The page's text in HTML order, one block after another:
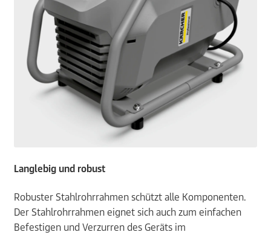
Langlebig und robust
Robuster Stahlrohrrahmen schützt alle Komponenten.
Der Stahlrohrrahmen eignet sich auch zum einfachen
Befestigen und Verzurren des Geräts im